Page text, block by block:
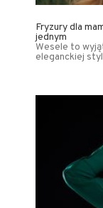
Fryzury dla
jednym
Wesele to
eleganckiej